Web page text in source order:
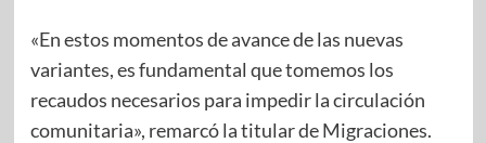
«En estos momentos de avance de las nuevas
variantes, es fundamental que tomemos los
recaudos necesarios para impedir la circulación
comunitaria», remarcó la titular de Migraciones.